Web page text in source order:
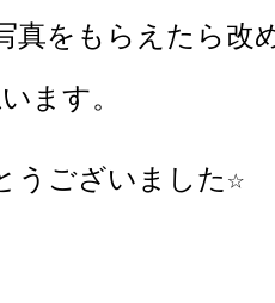
真をもらえたら改
ます。
うございました☆